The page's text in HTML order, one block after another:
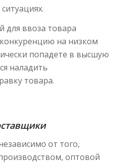
для ввоза товара
на низком
попадете в высшую
наладить
товара.
от того,
оптовой